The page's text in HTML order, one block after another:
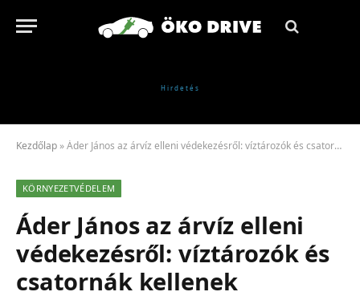
Kezdőlap »Áder János az árvíz elleni védekezésről: víztározók és csatornák kellenek
KÖRNYEZETVÉDELEM
Áder János az árvíz elleni
védekezésről: víztározók és
csatornák kellenek